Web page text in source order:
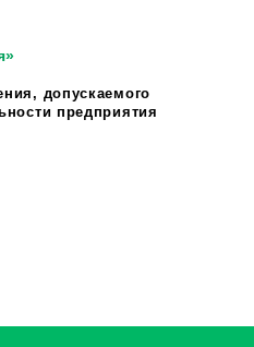
допускаемого
предприятия